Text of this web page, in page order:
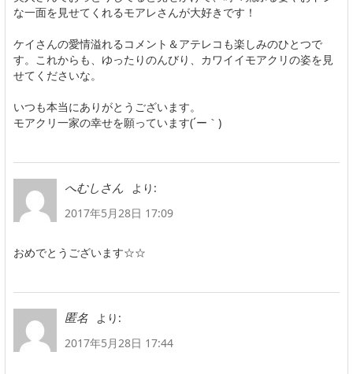
な一面を見せてくれるモアレさんが大好きです！
ケイさんの愛情溢れるコメント＆アテレコも楽しみのひとつで
す。これからも、ゆったりのんびり、カワイイモアクリの姿を見
せてくださいな。
いつも本当にありがとうございます。
モアクリ一家の幸せを願っています(´ー｀)
へむしさん
より:
2017年5月28日 17:09
おめでとうございます☆☆
匿名
より:
2017年5月28日 17:44